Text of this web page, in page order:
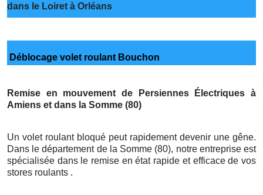
dans le Loiret à Orléans
Déblocage volet roulant Bouchon
Remise en mouvement de Persiennes Électriques à
Amiens et dans la Somme (80)
Un volet roulant bloqué peut rapidement devenir une gêne.
Dans le département de la Somme (80), notre entreprise est
spécialisée dans le remise en état rapide et efficace de vos
stores roulants .